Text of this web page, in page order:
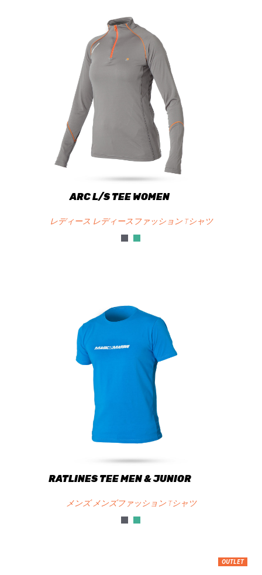
ARC L/S TEE WOMEN
レディース レディースファッション Tシャツ
RATLINES TEE MEN & JUNIOR
メンズ メンズファッション Tシャツ
OUTLET